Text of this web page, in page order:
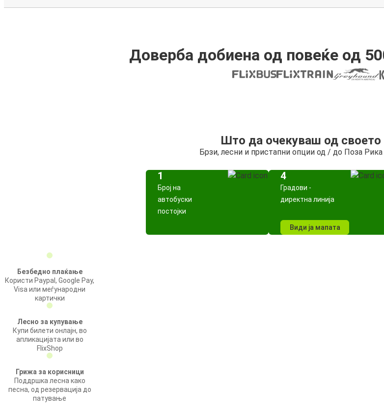
Доверба добиена од повеќе од
Што да очекуваш од
Брзи, лесни и пристапни опции од / до Поза
1
Број на
автобуски
постојки
4
Градови -
директна линија
Види ја мапата
Безбедно плаќање
Користи Paypal, Google Pay,
Visa или меѓународни
картички
Лесно за купување
Купи билети онлајн, во
апликацијата или во
FlixShop
Грижа за корисници
Поддршка лесна како
песна, од резервација до
патување